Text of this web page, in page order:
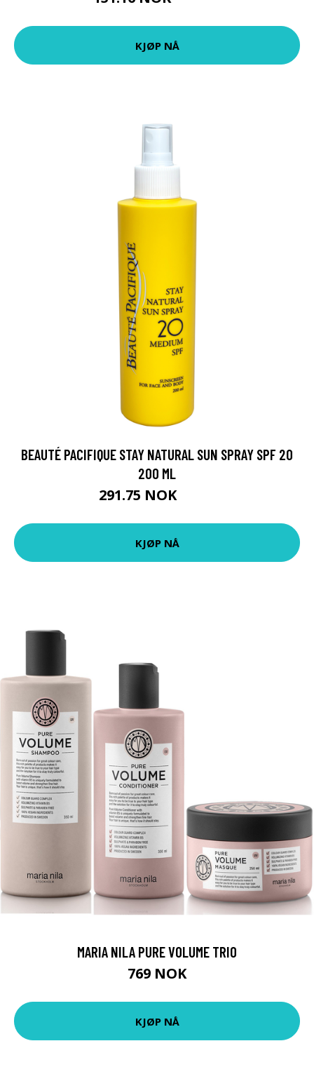
KJØP NÅ
BEAUTÉ PACIFIQUE STAY NATURAL SUN SPRAY SPF 20
200 ML
291.75 NOK
KJØP NÅ
MARIA NILA PURE VOLUME TRIO
769 NOK
KJØP NÅ